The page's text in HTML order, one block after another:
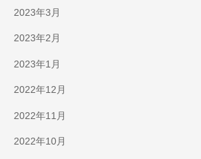
2023年3月
2023年2月
2023年1月
2022年12月
2022年11月
2022年10月